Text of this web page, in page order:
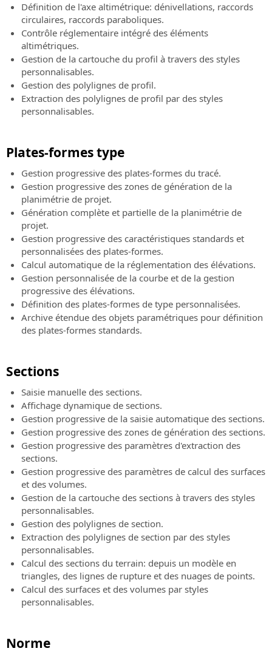
Définition de l'axe altimétrique: dénivellations, raccords
circulaires, raccords paraboliques.
Contrôle réglementaire intégré des éléments
altimétriques.
Gestion de la cartouche du profil à travers des styles
personnalisables.
Gestion des polylignes de profil.
Extraction des polylignes de profil par des styles
personnalisables.
Plates-formes type
Gestion progressive des plates-formes du tracé.
Gestion progressive des zones de génération de la
planimétrie de projet.
Génération complète et partielle de la planimétrie de
projet.
Gestion progressive des caractéristiques standards et
personnalisées des plates-formes.
Calcul automatique de la réglementation des élévations.
Gestion personnalisée de la courbe et de la gestion
progressive des élévations.
Définition des plates-formes de type personnalisées.
Archive étendue des objets paramétriques pour définition
des plates-formes standards.
Sections
Saisie manuelle des sections.
Affichage dynamique de sections.
Gestion progressive de la saisie automatique des sections.
Gestion progressive des zones de génération des sections.
Gestion progressive des paramètres d'extraction des
sections.
Gestion progressive des paramètres de calcul des surfaces
et des volumes.
Gestion de la cartouche des sections à travers des styles
personnalisables.
Gestion des polylignes de section.
Extraction des polylignes de section par des styles
personnalisables.
Calcul des sections du terrain: depuis un modèle en
triangles, des lignes de rupture et des nuages de points.
Calcul des surfaces et des volumes par styles
personnalisables.
Norme